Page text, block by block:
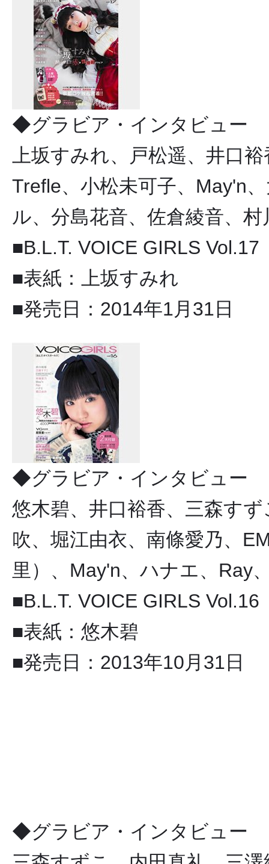
◆グラビア・インタビュー
上坂すみれ、戸松遥、井口
Trefle、小松未可子、May'n
ル、分島花音、佐倉綾音、
■B.L.T. VOICE GIRLS Vol.17
■表紙：上坂すみれ
■発売日：2014年1月31日
◆グラビア・インタビュー
悠木碧、井口裕香、三森す
吹、堀江由衣、南條愛乃、
里）、May'n、ハナエ、Ray
■B.L.T. VOICE GIRLS Vol.16
■表紙：悠木碧
■発売日：2013年10月31日
◆グラビア・インタビュー